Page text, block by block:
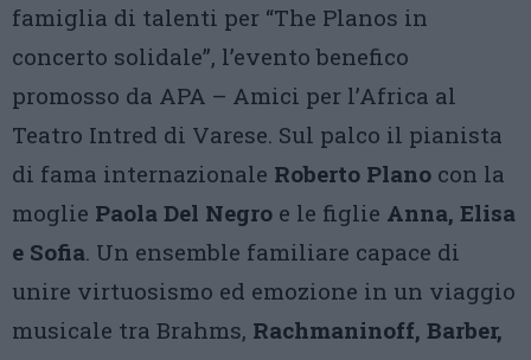
famiglia di talenti per “The Planos in
concerto solidale”, l’evento benefico
promosso da APA – Amici per l’Africa al
Teatro Intred di Varese. Sul palco il pianista
di fama internazionale Roberto Plano con la
moglie Paola Del Negro e le figlie Anna, Elisa
e Sofia. Un ensemble familiare capace di
unire virtuosismo ed emozione in un viaggio
musicale tra Brahms, Rachmaninoff, Barber,